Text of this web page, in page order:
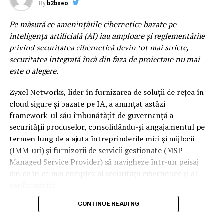
Profită la maximum de experiența de joc Radeon cu noul
AMD Software Adrenalin 2020 Edition
line-up construit pentru momente care raman cu tine
precum DE’WAYNE, Noga Erez sau Jalen Ngonda, trei
dintre cele mai interesante voci ale muzicii
contemporane, acoperind o paleta larga de genuri
muzicale.
care urmaresc scena muzicala inainte ca aceasta sa
ajunga in mainstream. Indie, electronic, alternative si
proiecte experimentale coexista intr-un line-up care
pune reflectorul pe noua generatie de artisti si pe
directiile in care se indreapta muzica internationala. Pe
aceasta scena va urca si 2hollis, fenomenul alternativ al
noii generatii, dar si proiecte muzicale precum ZEP,
Electro Punk Clubrevine pentru al doilea an si
continua sa fie una dintre cele mai spectaculoase
By b2bseo
Pe măsură ce amenințările cibernetice bazate pe
inteligența artificială (AI) iau amploare și reglementările
privind securitatea cibernetică devin tot mai stricte,
securitatea integrată încă din faza de proiectare nu mai
este o alegere.
Zyxel Networks, lider în furnizarea de soluții de rețea în
cloud sigure și bazate pe IA, a anunțat astăzi
framework-ul său îmbunătățit de guvernanță a
securității produselor, consolidându-și angajamentul pe
termen lung de a ajuta întreprinderile mici și mijlocii
(IMM-uri) și furnizorii de servicii gestionate (MSP –
Managed Service Provider) să navigheze într-un peisaj
din ce în ce mai complex al securității cibernetice și al
Legea UE privind reziliența cibernetică (Cyber Resilience
CONTINUE READING